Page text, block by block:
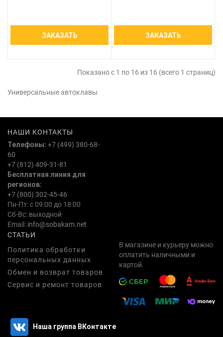
ЗАКАЗАТЬ ЗАКАЗАТЬ
Показано с 1 по 16 из 16 (всего 1 страниц)
Универсальные автоклавы
НАШИ КОНТАКТЫ
Телефоны: +7 (499) 380-68-
60
+7 (812) 409-31-81
Бесплатная линия для
регионов:
+7 (800) 302-45-46
Пн-Пт: с 09:00 до 18:00
Сб-Вс: выходной
Email: info@sobakam.net
СТАТЬИ
Политика обработки
персональных данных
Обмен и возврат товаров
Сервис и ремонт товаров
В магазине и курьеру можно
оплатить наличными и
картой.
Наша группа ВКонтакте